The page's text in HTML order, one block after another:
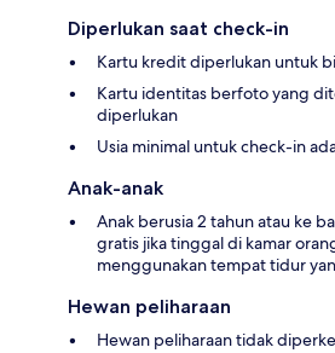
Diperlukan saat check-in
Kartu kredit diperlukan untuk
Kartu identitas berfoto yang
diperlukan
Usia minimal untuk check-in
Anak-anak
Anak berusia 2 tahun atau ke
gratis jika tinggal di kamar
menggunakan tempat tidur
Hewan peliharaan
Hewan peliharaan tidak